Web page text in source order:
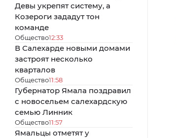
Девы укрепят систему, а
Козероги зададут тон
команде
Общество12:33
В Салехарде новыми домами
застроят несколько
кварталов
Общество11:58
Губернатор Ямала поздравил
с новосельем салехардскую
семью Линник
Общество11:57
Ямальцы отметят у